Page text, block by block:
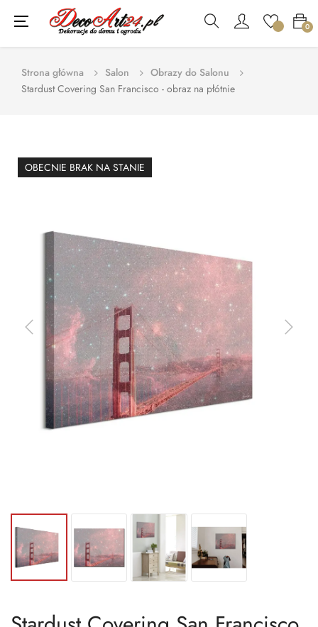
0
Toggle
navigation
☰
Strona główna Salon
Obrazy do Salonu
Stardust Covering San Francisco - obraz na płótnie
OBECNIE BRAK NA STANIE